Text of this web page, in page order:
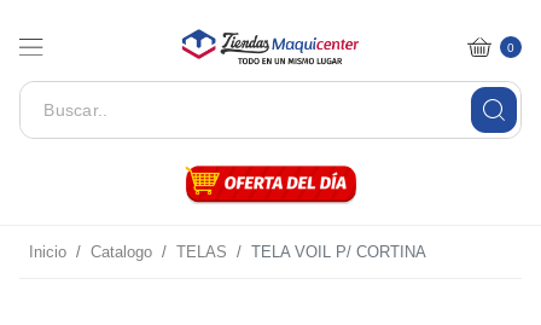
0
Inicio Catalogo TELAS TELA VOIL P/ CORTINA